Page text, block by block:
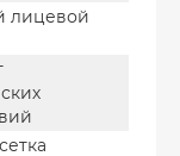
лицевой